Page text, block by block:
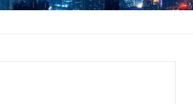
PE WPC für den Außenbereich